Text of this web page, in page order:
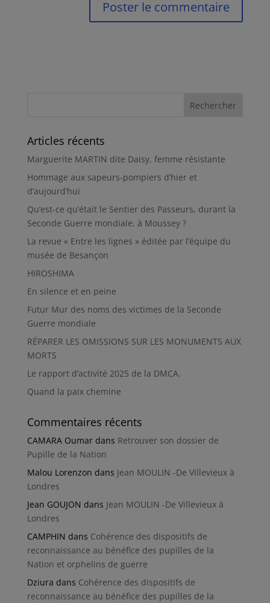
Articles récents
Marguerite MARTIN dite Daisy, femme résistante
Hommage aux sapeurs-pompiers d’hier et
d’aujourd’hui
Qu’est-ce qu’était le Sentier des Passeurs, durant la
Seconde Guerre mondiale, à Moussey ?
La revue « Entre les lignes » éditée par l’équipe du
musée de Besançon
HIROSHIMA
En silence et en peine
Futur Mur des noms des victimes de la Seconde
Guerre mondiale
RÉPARER LES OMISSIONS SUR LES MONUMENTS AUX
MORTS
Le rapport d’activité 2025 de la DMCA.
Quand la paix chemine
Commentaires récents
CAMARA Oumardans Retrouver son dossier de
Pupille de la Nation
Malou Lorenzon dans Jean MOULIN -De Villevieux à
Londres
Jean GOUJON dans Jean MOULIN -De Villevieux à
Londres
CAMPHIN dans Cohérence des dispositifs de
reconnaissance au bénéfice des pupilles de la
Nation et orphelins de guerre
Dziura dans Cohérence des dispositifs de
reconnaissance au bénéfice des pupilles de la